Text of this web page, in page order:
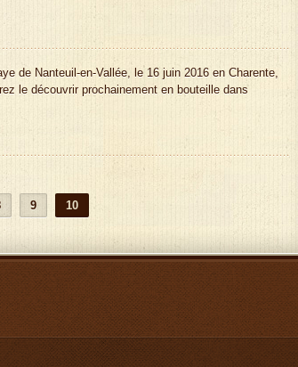
de Nanteuil-en-Vallée, le 16 juin 2016 en Charente,
le découvrir prochainement en bouteille dans
9 10